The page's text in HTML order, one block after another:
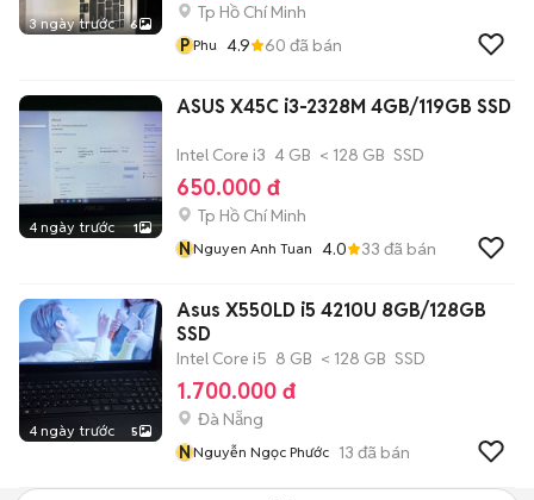
3 ngày trước 6
Tp Hồ Chí Minh
P Phu 4.9 60 đã bán
4 ngày trước 1
ASUS X45C i3-2328M 4GB/119GB SSD
Intel Core i3 4 GB < 128 GB SSD
650.000 đ
Tp Hồ Chí Minh
NNguyen Anh Tuan 4.0 33 đã bán
4 ngày trước 5
Asus X550LD i5 4210U 8GB/128GB
SSD
Intel Core i5 8 GB < 128 GB SSD
1.700.000 đ
Đà Nẵng
NNguyễn Ngọc Phước 13 đã bán